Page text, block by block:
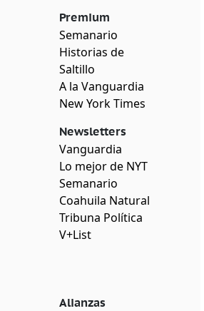
Premium
Semanario
Historias de
Saltillo
A la Vanguardia
New York Times
Newsletters
Vanguardia
Lo mejor de NYT
Semanario
Coahuila Natural
Tribuna Política
V+List
Alianzas